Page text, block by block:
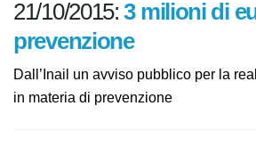
21/10/2015:3 milioni di
prevenzione
Dall’Inail un avviso pubblico per la
progetti in materia di prevenzione